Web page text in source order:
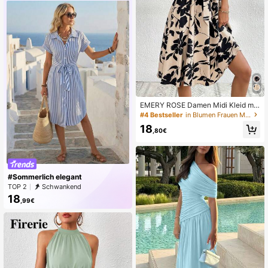
#Sommerlich elegant
TOP 2 Schwankend
18 ,99€
EMERY ROSE Damen Midi Kleid mit
Blume Muster, Kontrastfarbengürtel
ollektion
#4 Bestseller in Blumen Frauen Midikleider
18 ,80€